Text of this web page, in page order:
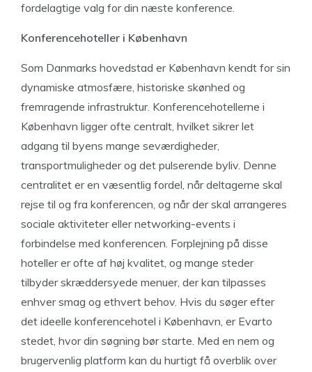
fordelagtige valg for din næste konference.
Konferencehoteller i København
Som Danmarks hovedstad er København kendt for sin
dynamiske atmosfære, historiske skønhed og
fremragende infrastruktur. Konferencehotellerne i
København ligger ofte centralt, hvilket sikrer let
adgang til byens mange seværdigheder,
transportmuligheder og det pulserende byliv. Denne
centralitet er en væsentlig fordel, når deltagerne skal
rejse til og fra konferencen, og når der skal arrangeres
sociale aktiviteter eller networking-events i
forbindelse med konferencen. Forplejning på disse
hoteller er ofte af høj kvalitet, og mange steder
tilbyder skræddersyede menuer, der kan tilpasses
enhver smag og ethvert behov. Hvis du søger efter
det ideelle konferencehotel i København, er Evarto
stedet, hvor din søgning bør starte. Med en nem og
brugervenlig platform kan du hurtigt få overblik over